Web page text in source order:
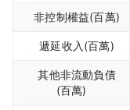
非控制權益(百萬)
遞延收入(百萬)
其他非流動負債
(百萬)